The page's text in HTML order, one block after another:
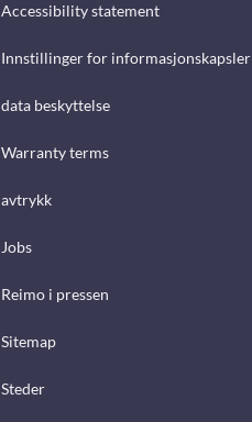
Accessibility statement
Innstillinger for informasjonskapsler
data beskyttelse
Warranty terms
avtrykk
Jobs
Reimo i pressen
Sitemap
Steder